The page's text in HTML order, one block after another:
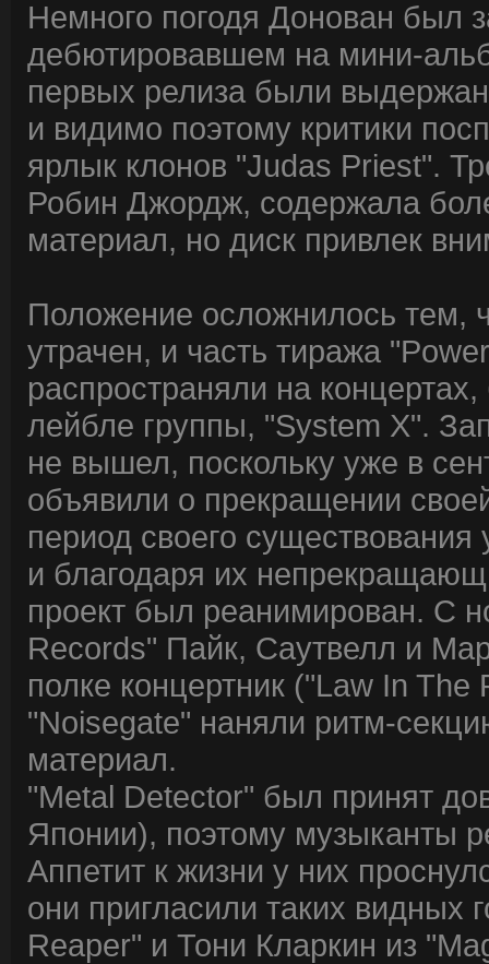
Немного погодя Донован был
дебютировавшем на мини-
первых релиза были
и видимо поэтому критики
ярлык клонов "Judas Priest".
Робин Джордж, содержала
материал, но диск привлек
Положение осложнилось тем,
утрачен, и часть тиража
распространяли на
лейбле группы, "System X".
не вышел, поскольку уже в
объявили о прекращении
период своего
и благодаря их
проект был реанимирован. С
Records" Пайк, Саутвелл и
полке концертник ("Law In The
"Noisegate" наняли ритм-
материал.
"Metal Detector" был принят
Японии), поэтому музыканты
Аппетит к жизни у них
они пригласили таких видных
Reaper" и Тони Кларкин из